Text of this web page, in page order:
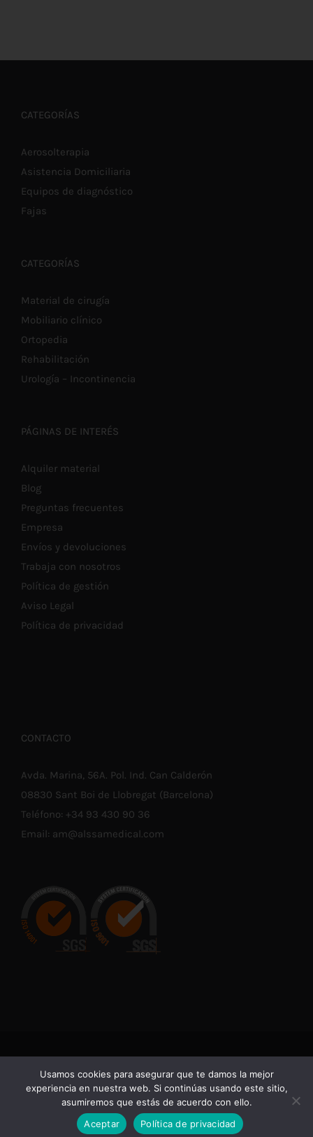
CATEGORÍAS
Aerosolterapia
Asistencia Domiciliaria
Equipos de diagnóstico
Fajas
CATEGORÍAS
Material de cirugía
Mobiliario clínico
Ortopedia
Rehabilitación
Urología – Incontinencia
PÁGINAS DE INTERÉS
Alquiler material
Blog
Preguntas frecuentes
Empresa
Envíos y devoluciones
Trabaja con nosotros
Política de gestión
Aviso Legal
Política de privacidad
CONTACTO
Avda. Marina, 56A. Pol. Ind. Can Calderón
08830 Sant Boi de Llobregat (Barcelona)
Teléfono: +34 93 430 90 36
Email: am@alssamedical.com
vigentes de Productos Sanitarios, advertimos de que la
información contenida en esta web está dirigida
exclusivamente a profesionales sanitarios.
Usamos cookies para asegurar que te damos la mejor
experiencia en nuestra web. Si continúas usando este sitio,
asumiremos que estás de acuerdo con ello.
Aceptar
Política de privacidad